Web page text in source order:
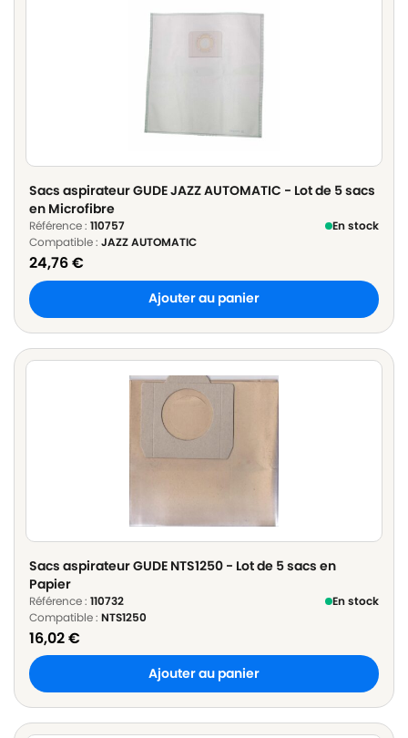
Sacs aspirateur GUDE JAZZ AUTOMATIC - Lot de 5 sacs
en Microfibre
Référence : 110757
En stock
Compatible : JAZZ AUTOMATIC
24,76€
Ajouter au panier
Sacs aspirateur GUDE NTS1250 - Lot de 5 sacs en
Papier
Référence : 110732
En stock
Compatible : NTS1250
16,02€
Ajouter au panier